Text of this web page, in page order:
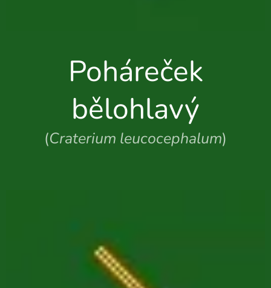
Poháreček
bělohlavý
(Craterium leucocephalum)